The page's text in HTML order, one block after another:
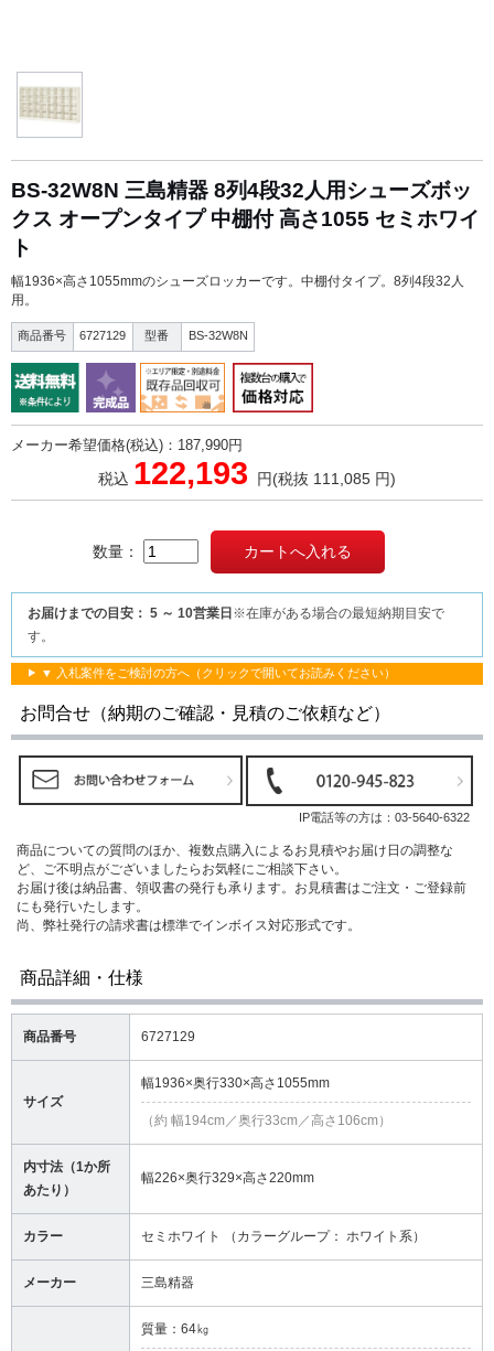
BS-32W8N 三島精器 8列4段32人用シューズボッ
クス オープンタイプ 中棚付 高さ1055 セミホワイ
ト
幅1936×高さ1055mmのシューズロッカーです。中棚付タイプ。8列4段32人
用。
商品番号 6727129 型番 BS-32W8N
メーカー希望価格(税込)：187,990円
税込 122,193 円(税抜 111,085 円)
数量：
お届けまでの目安： 5 ～ 10営業日※在庫がある場合の最短納期目安で
す。
▼ 入札案件をご検討の方へ（クリックで開いてお読みください）
お問合せ（納期のご確認・見積のご依頼など）
IP電話等の方は： 03-5640-6322
商品についての質問のほか、複数点購入によるお見積やお届け日の調整な
ど、ご不明点がございましたらお気軽にご相談下さい。
お届け後は納品書、領収書の発行も承ります。お見積書はご注文・ご登録前
にも発行いたします。
尚、弊社発行の請求書は標準でインボイス対応形式です。
商品詳細・仕様
商品番号 6727129
サイズ
幅1936×奥行330×高さ1055mm
（約 幅194cm／奥行33cm／高さ106cm）
内寸法（1か所
あたり）
幅226×奥行329×高さ220mm
カラー セミホワイト （カラーグループ： ホワイト系）
メーカー 三島精器
質量：64㎏